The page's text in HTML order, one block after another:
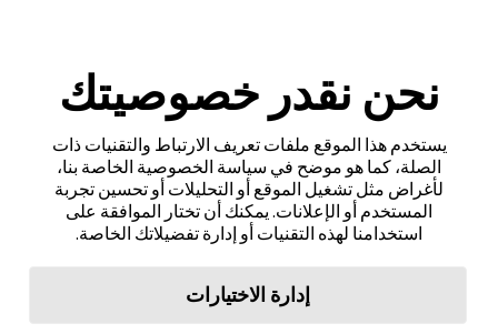
نحن نقدر خصوصيتك
يستخدم هذا الموقع ملفات تعريف الارتباط والتقنيات ذات
الصلة، كما هو موضح في سياسة الخصوصية الخاصة بنا،
لأغراض مثل تشغيل الموقع أو التحليلات أو تحسين تجربة
المستخدم أو الإعلانات. يمكنك أن تختار الموافقة على
استخدامنا لهذه التقنيات أو إدارة تفضيلاتك الخاصة.
إدارة الاختيارات